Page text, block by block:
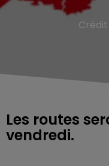
Les routes
vendredi.